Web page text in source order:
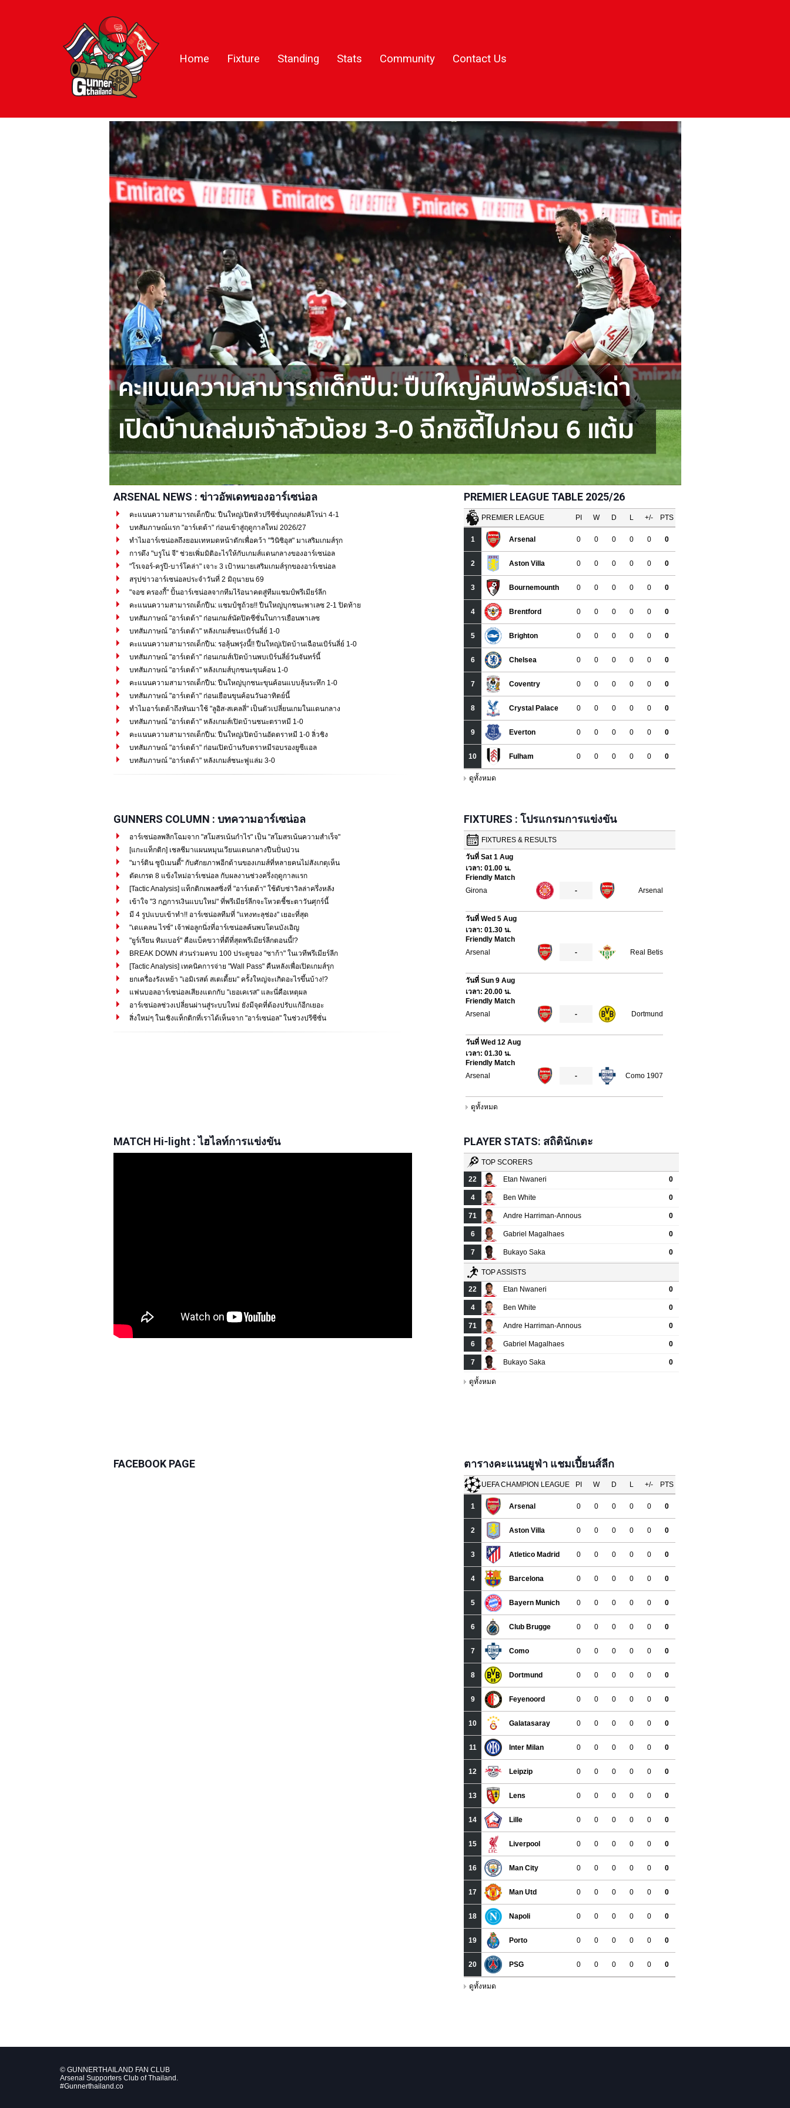
Home Fixture Standing Stats Community Contact Us
ARSENAL NEWS : ข่าวอัพเดทของอาร์เซน่อล
คะแนนความสามารถเด็กปืน: ปืนใหญ่เปิดหัวปรีซีซั่นบุกถล่มคิโรน่า 4-1
บทสัมภาษณ์แรก "อาร์เตต้า" ก่อนเข้าสู่ฤดูกาลใหม่ 2026/27
ทำไมอาร์เซน่อลถึงยอมเทหมดหน้าตักเพื่อคว้า "วินิซิอุส" มาเสริมเกมส์รุก
การดึง "บรูโน่ จี" ช่วยเพิ่มมิติอะไรให้กับเกมส์แดนกลางของอาร์เซน่อล
"โรเจอร์-ครูปี-บาร์โคล่า" เจาะ 3 เป้าหมายเสริมเกมส์รุกของอาร์เซน่อล
สรุปข่าวอาร์เซน่อลประจำวันที่ 2 มิถุนายน 69
"จอซ ครองกี้" ปั้นอาร์เซน่อลจากทีมไร้อนาคตสู่ทีมแชมป์พรีเมียร์ลีก
คะแนนความสามารถเด็กปืน: แชมป์ชูถ้วย!! ปืนใหญ่บุกชนะพาเลซ 2-1 ปิดท้าย
บทสัมภาษณ์ "อาร์เตต้า" ก่อนเกมส์นัดปิดซีซั่นในการเยือนพาเลซ
บทสัมภาษณ์ "อาร์เตต้า" หลังเกมส์ชนะเบิร์นลี่ย์ 1-0
คะแนนความสามารถเด็กปืน: รอลุ้นพรุ่งนี้!! ปืนใหญ่เปิดบ้านเฉือนเบิร์นลี่ย์ 1-0
บทสัมภาษณ์ "อาร์เตต้า" ก่อนเกมส์เปิดบ้านพบเบิร์นลี่ย์วันจันทร์นี้
บทสัมภาษณ์ "อาร์เตต้า" หลังเกมส์บุกชนะขุนค้อน 1-0
คะแนนความสามารถเด็กปืน: ปืนใหญ่บุกชนะขุนค้อนแบบลุ้นระทึก 1-0
บทสัมภาษณ์ "อาร์เตต้า" ก่อนเยือนขุนค้อนวันอาทิตย์นี้
ทำไมอาร์เตต้าถึงหันมาใช้ "ลูอิส-สเคลลี่" เป็นตัวเปลี่ยนเกมในแดนกลาง
บทสัมภาษณ์ "อาร์เตต้า" หลังเกมส์เปิดบ้านชนะตราหมี 1-0
คะแนนความสามารถเด็กปืน: ปืนใหญ่เปิดบ้านอัดตราหมี 1-0 ลิ่วชิง
บทสัมภาษณ์ "อาร์เตต้า" ก่อนเปิดบ้านรับตราหมีรอบรองยูซีแอล
บทสัมภาษณ์ "อาร์เตต้า" หลังเกมส์ชนะฟูแล่ม 3-0
PREMIER LEAGUE TABLE 2025/26
GUNNERS COLUMN : บทความอาร์เซน่อล
อาร์เซน่อลพลิกโฉมจาก "สโมสรเน้นกำไร" เป็น "สโมสรเน้นความสำเร็จ"
[แกะแท็กติก] เชลชีมาแผนหมุนเวียนแดนกลางปืนปั่นป่วน
"มาร์ติน ซูบิเมนดี้" กับศักยภาพอีกด้านของเกมส์ที่หลายคนไม่สังเกตุเห็น
ตัดเกรด 8 แข้งใหม่อาร์เซน่อล กับผลงานช่วงครึ่งฤดูกาลแรก
[Tactic Analysis] แท็กติกเพลสซิ่งที่ "อาร์เตต้า" ใช้ดับซ่าวิลล่าครึ่งหลัง
เข้าใจ "3 กฏการเงินแบบใหม่" ที่พรีเมียร์ลีกจะโหวตชี้ชะตาวันศุกร์นี้
มี 4 รูปแบบเข้าทำ!! อาร์เซน่อลทีมที่ "แทงทะลุช่อง" เยอะที่สุด
"เดแคลน ไรซ์" เจ้าพ่อลูกนิ่งที่อาร์เซน่อลค้นพบโดนบังเอิญ
"ยูร์เรียน ทิมเบอร์" คือแบ็คขวาที่ดีที่สุดพรีเมียร์ลีกตอนนี้!?
BREAK DOWN ส่วนร่วมครบ 100 ประตูของ "ซาก้า" ในเวทีพรีเมียร์ลีก
[Tactic Analysis] เทคนิคการจ่าย "Wall Pass" คืนหลังเพื่อเปิดเกมส์รุก
ยกเครื่องรังเหย้า "เอมิเรสต์ สเตเดี้ยม" ครั้งใหญ่จะเกิดอะไรขึ้นบ้าง!?
แฟนบอลอาร์เซน่อลเสียงแตกกับ "เยอเคเรส" และนี่คือเหตุผล
อาร์เซน่อลช่วงเปลี่ยนผ่านสู่ระบบใหม่ ยังมีจุดที่ต้องปรับแก้อีกเยอะ
สิ่งใหม่ๆ ในเชิงแท็กติกที่เราได้เห็นจาก "อาร์เซน่อล" ในช่วงปรีซีซั่น
FIXTURES : โปรแกรมการแข่งขัน
MATCH Hi-light : ไฮไลท์การแข่งขัน PLAYER STATS: สถิตินักเตะ
FACEBOOK PAGE ตารางคะแนนยูฟ่า แชมเปี้ยนส์ลีก
© GUNNERTHAILAND FAN CLUB
Arsenal Supporters Club of Thailand.
#Gunnerthailand.co